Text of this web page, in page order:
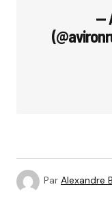
—
Par Alexandre